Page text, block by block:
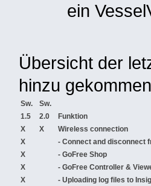
ein
Übersicht der
hinzu
Sw.
Sw.
1.5
2.0
Funktion
X
X
Wireless connection
X
- Connect and disconnect
X
- GoFree Shop
X
- GoFree Controller &
X
- Uploading log files to